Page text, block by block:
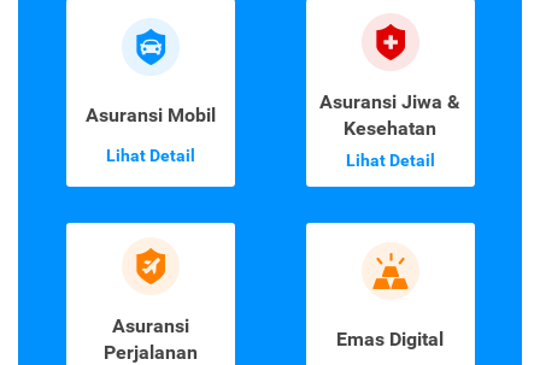
Asuransi Mobil
Lihat Detail
Asuransi Jiwa &
Kesehatan
Lihat Detail
Asuransi
Perjalanan
Emas Digital